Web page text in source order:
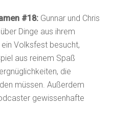
#18:Gunnar und Chris
Dinge aus ihrem
ein Volksfest besucht,
aus reinem Spaß
die
müssen. Außerdem
gewissenhafte